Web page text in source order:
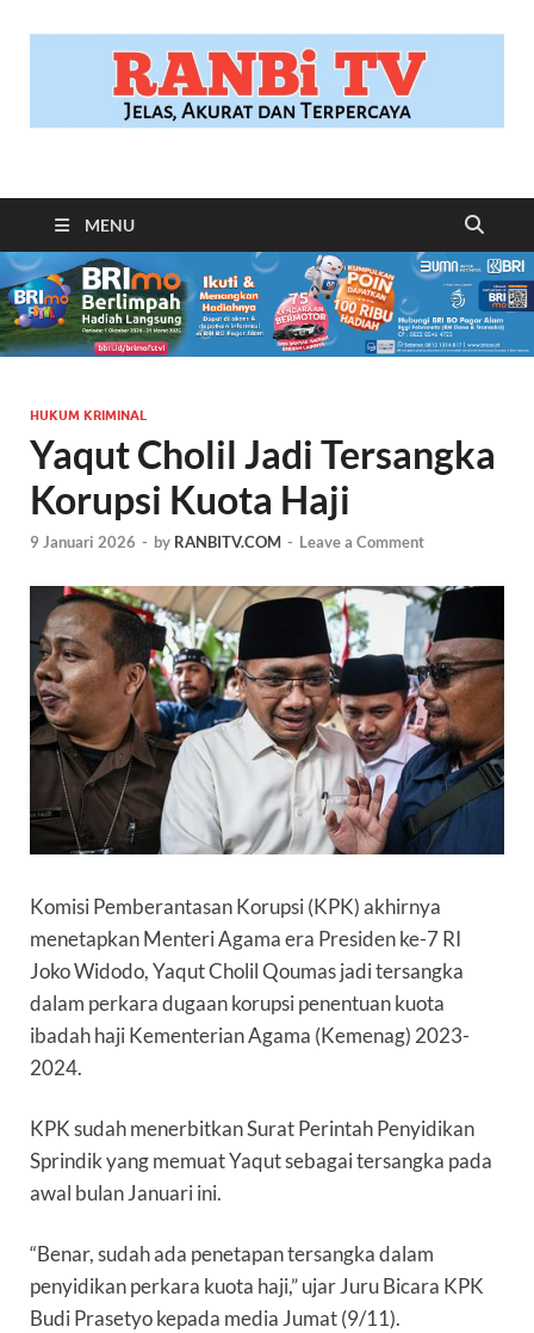
RANBITV.COM
MENU
HUKUM KRIMINAL
Yaqut Cholil Jadi Tersangka
Korupsi Kuota Haji
9 Januari 2026 - by RANBITV.COM - Leave a Comment
Komisi Pemberantasan Korupsi (KPK) akhirnya
menetapkan Menteri Agama era Presiden ke-7 RI
Joko Widodo,Yaqut Cholil Qoumasjadi tersangka
dalam perkara dugaan korupsi penentuan kuota
ibadah haji Kementerian Agama (Kemenag) 2023-
2024.
KPK sudah menerbitkan Surat Perintah Penyidikan
Sprindik yang memuat Yaqut sebagai tersangka pada
awal bulan Januari ini.
“Benar, sudah ada penetapan tersangka dalam
penyidikan perkara kuota haji,” ujar Juru Bicara KPK
Budi Prasetyo kepada media Jumat (9/11).